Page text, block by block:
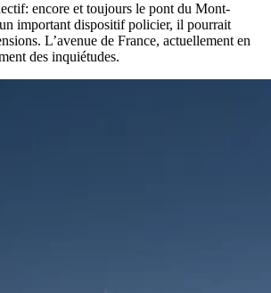
encore et toujours le pont du Mont-
important dispositif policier, il pourrait
L’avenue de France, actuellement en
des inquiétudes.